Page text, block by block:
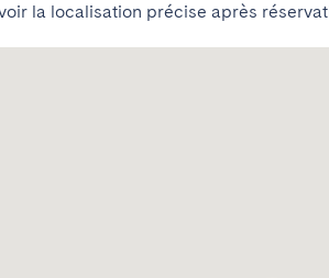
la localisation précise après